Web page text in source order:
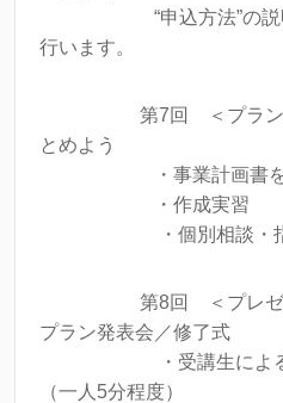
“申込方法”の説明お
行います。
第7回 ＜プランニン
とめよう
・事業計画書をま
・作成実習
・個別相談・指
第8回 ＜プレゼンテ
プラン発表会／修了式
・受講生によるビ
（一人5分程度）